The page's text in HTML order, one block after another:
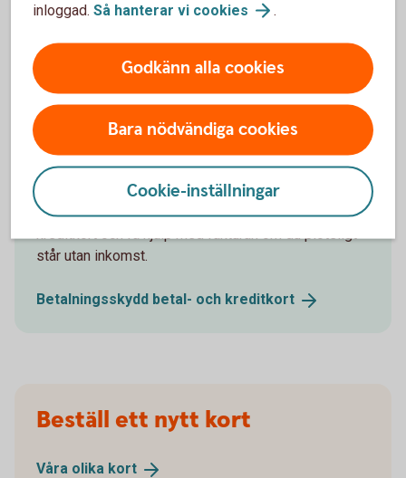
664659685
Skydd vid sjukdom och
arbetslöshet
Ansök om betalningsskydd på ditt betal- och
kreditkort och få hjälp med fakturan om du plötsligt
står utan inkomst.
Betalningsskydd betal- och kreditkort
Beställ ett nytt kort
Våra olika kort
inloggad. Så hanterar vi cookies .
Godkänn alla cookies
Bara nödvändiga cookies
Cookie-inställningar